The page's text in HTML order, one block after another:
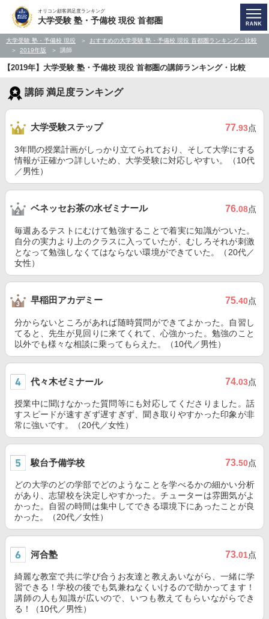
オリコン顧客満足度ランキング
大学受験 塾・予備校 現役 首都圏
大学受験 塾・予備校 現役
おすすめの大学受験 塾・予備校 現役 首都圏ランキング・比較
2019年版
講師
【2019年】大学受験 塾・予備校 現役 首都圏の講師ランキング・比較
講師 満足度ランキング
大学受験ステップ 77.93点
3年間の授業計画がしっかり立てられており、そして大学にする
情報が正確かつ詳しいため、大学受験に対応しやすい。（10代
／男性）
ベネッセお茶の水ゼミナール 76.08点
毎週あるテストにむけて勉強することで着実に知識がついた。
自分の実力より上のクラスに入っていたが、むしろそれが刺激
となって勉強しなくてはならない環境ができていた。（20代／
女性）
早稲田アカデミー 75.40点
分からないところがあれば随時質問ができてよかった。自習し
てると、先生が見回りに来てくれて、心強かった。勉強のこと
以外でも様々な相談に乗ってもらえた。（10代／男性）
代々木ゼミナール 74.03点
授業中に聞けなかった質問等にも対応してくださりました。話
すスピードが速すぎず遅すぎず、聞き取りやすかった印象が非
常に強いです。（20代／女性）
駿台予備学校 73.50点
どの大学のどの学部でどのようなことを学べるかの細かい分析
があり、志望校を決定しやすかった。チューターは雰囲気がよ
かった。自習の時間は集中してできる環境下にあったことが良
かった。（20代／女性）
河合塾 73.01点
綺麗な教室で共に学び合うお友達と教えあいながら、一緒に学
習できる！学校の後でも気兼ねなくいけるので助かってます！
講師の人も知識が広いので、いつも教えてもらいながらでき
る！（10代／男性）